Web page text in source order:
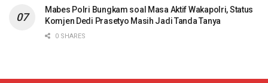
Mabes Polri Bungkam soal Masa Aktif Wakapolri, Status
Komjen Dedi Prasetyo Masih Jadi Tanda Tanya
0 SHARES